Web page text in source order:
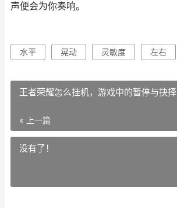
声便会为你奏响。
水平 晃动 灵敏度 左右
王者荣耀怎么挂机，游戏中的暂停与抉择
« 上一篇
没有了！